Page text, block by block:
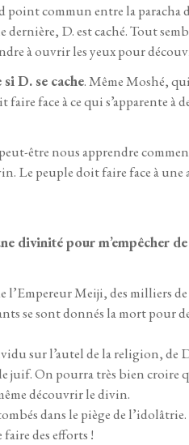
point commun entre la paracha
dernière, D. est caché. Tout
à ouvrir les yeux pour
D. se cache. Même Moshé,
face à ce qui s’apparente à
être nous apprendre
Le peuple doit faire face à
divinité pour m’empêcher
l’Empereur Meiji, des milliers
se sont donnés la mort
sur l’autel de la religion, de
juif. On pourra très bien croire
découvrir le divin.
dans le piège de
des efforts !